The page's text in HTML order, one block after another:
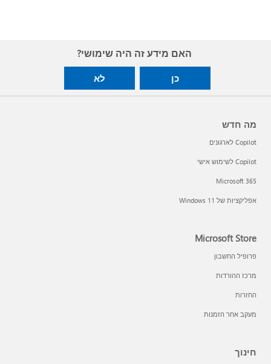
האם מידע זה היה שימושי?
כן לא
מה חדש
Copilot לארגונים
Copilot לשימוש אישי
Microsoft 365
אפליקציות של Windows 11‏
Microsoft Store
פרופיל החשבון
מרכז ההורדות
החזרות
מעקב אחר הזמנות
חינוך